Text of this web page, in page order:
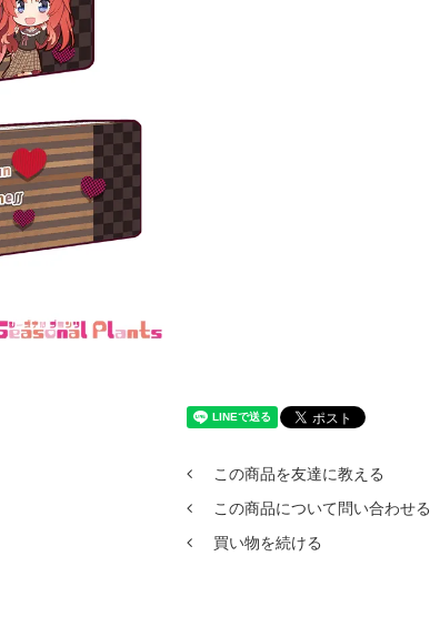
この商品を友達に教える
この商品について問い合わせる
買い物を続ける